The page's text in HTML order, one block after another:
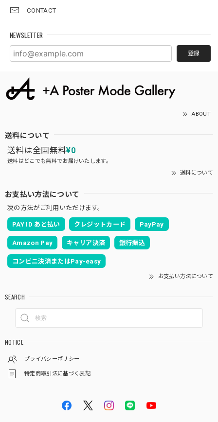
CONTACT
NEWSLETTER
登録
ABOUT
送料について
送料は全国無料¥0
送料はどこでも無料でお届けいたします。
送料について
お支払い方法について
次の方法がご利用いただけます。
PAY ID あと払い クレジットカード PayPay
Amazon Pay キャリア決済 銀行振込
コンビニ決済またはPay-easy
お支払い方法について
SEARCH
NOTICE
プライバシーポリシー
特定商取引法に基づく表記